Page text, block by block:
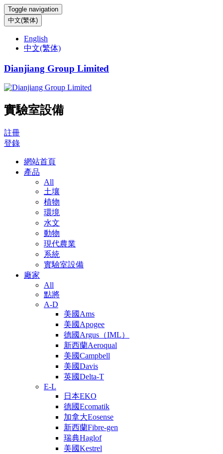
Toggle navigation
中文(繁体)
English
中文(繁体)
Dianjiang Group Limited
實驗室設備
註冊
登錄
網站首頁
產品
All
土壤
植物
環境
水文
動物
現代農業
系統
實驗室設備
廠家
All
點將
A-D
美國Ams
美國Apogee
德國Argus（IML）
新西蘭Aeroqual
美國Campbell
美國Davis
英國Delta-T
E-L
日本EKO
德國Ecomatik
加拿大Eosense
新西蘭Fibre-gen
瑞典Haglof
美國Kestrel